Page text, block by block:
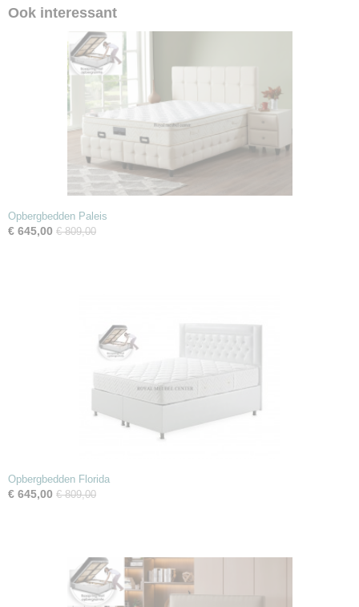
Ook interessant
Opbergbedden Paleis
€ 645,00 € 809,00
Opbergbedden Florida
€ 645,00 € 809,00